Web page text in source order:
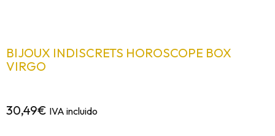
BIJOUX INDISCRETS HOROSCOPE BOX
VIRGO
30,49€ IVA incluido